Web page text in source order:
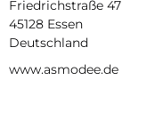
Friedrichstraße 47
45128 Essen
Deutschland
www.asmodee.de